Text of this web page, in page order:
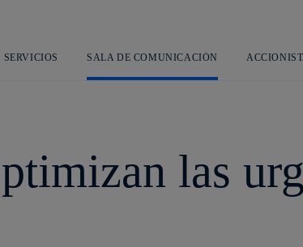
SERVICIOS SALA DE COMUNICACIÓN
las